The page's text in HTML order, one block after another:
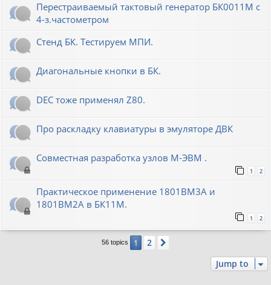
Перестраиваемый тактовый генератор БК0011М с
4-з.частометром
Стенд БК. Тестируем МПИ.
Диагональные кнопки в БК.
DEC тоже применял Z80.
Про раскладку клавиатуры в эмуляторе ДВК
Совместная разработка узлов М-ЭВМ .
1 2
Практическое применение 1801ВМ3А и
1801ВМ2А в БК11М.
1 2
56 topics 1 2
Jump to